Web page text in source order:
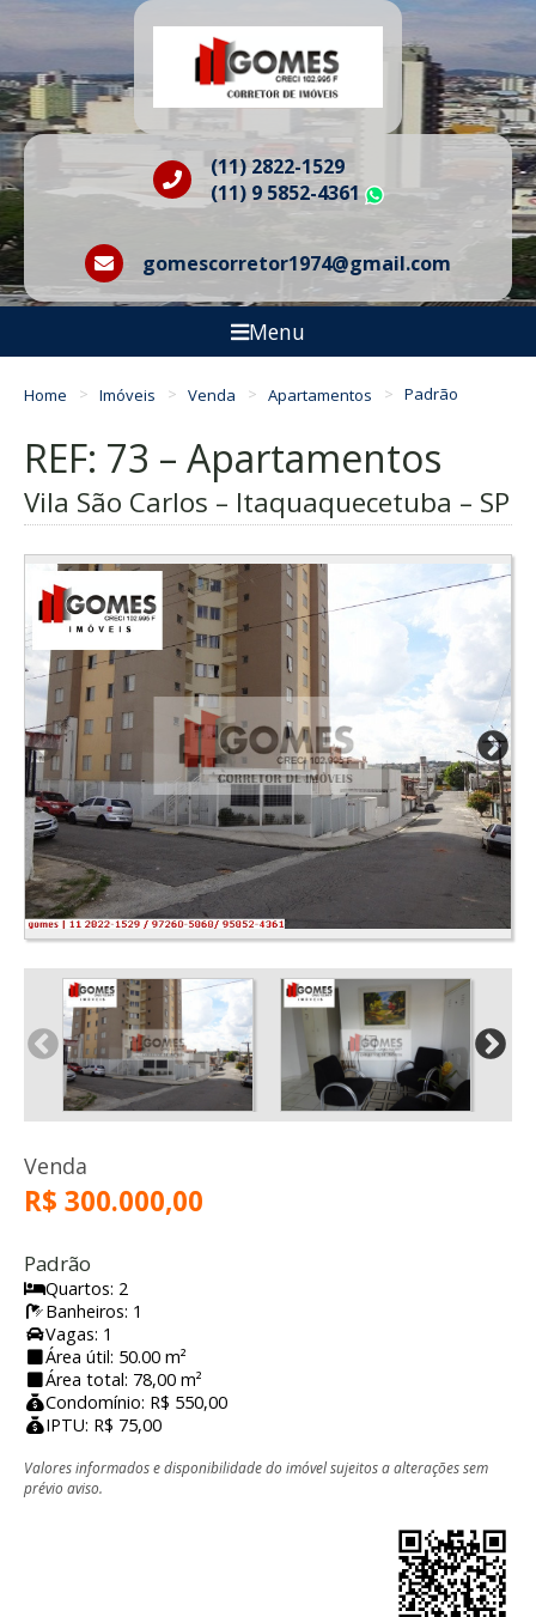
(11) 2822-1529
(11) 9 5852-4361
WhatsApp
gomescorretor1974@gmail.com
Menu
Home Imóveis Venda Apartamentos Padrão
REF: 73 – Apartamentos
Vila São Carlos – Itaquaquecetuba – SP
Venda
R$ 300.000,00
Padrão
Quartos: 2
Banheiros: 1
Vagas: 1
Área útil: 50.00 m²
Área total: 78,00 m²
Condomínio: R$ 550,00
IPTU: R$ 75,00
Valores informados e disponibilidade do imóvel sujeitos a alterações sem
prévio aviso.